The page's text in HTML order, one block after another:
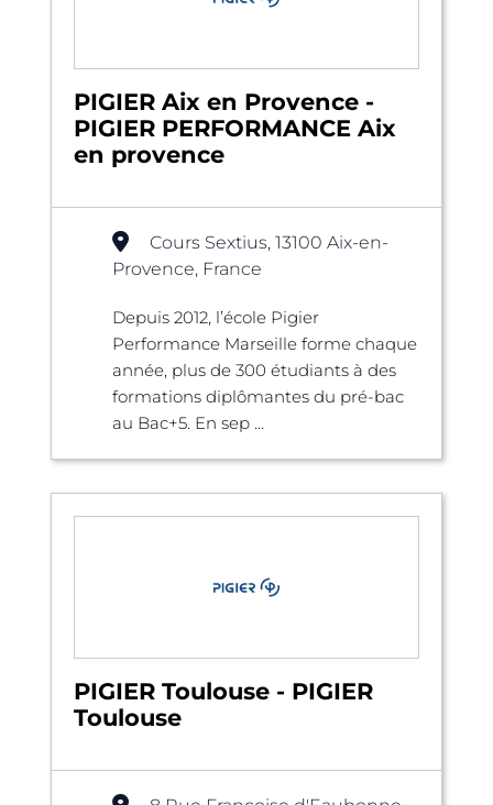
PIGIER Aix en Provence -
PIGIER PERFORMANCE Aix
en provence
Cours Sextius, 13100 Aix-en-
Provence, France
Depuis 2012, l’école Pigier
Performance Marseille forme chaque
année, plus de 300 étudiants à des
formations diplômantes du pré-bac
au Bac+5. En sep ...
PIGIER Toulouse - PIGIER
Toulouse